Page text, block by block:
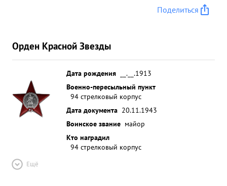
Поделиться
Орден Красной Звезды
Дата рождения
__.__.1913
Военно-пересыльный пункт
94 стрелковый корпус
Дата документа 20.11.1943
Воинское звание майор
Кто наградил
94 стрелковый корпус
Ещё